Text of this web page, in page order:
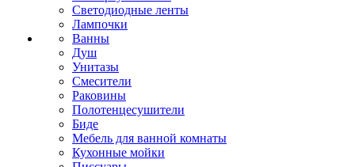
Светодиодные ленты
Лампочки
Ванны
Душ
Унитазы
Смесители
Раковины
Полотенцесушители
Биде
Мебель для ванной комнаты
Кухонные мойки